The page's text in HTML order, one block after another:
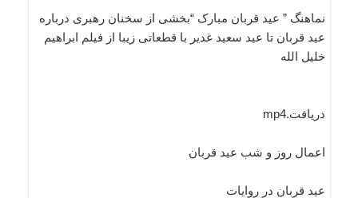
نماهنگ ” عید قربان مبارک “بخشی از سخنان رهبری درباره
عید قربان تا عید سعید غدیر با قطعاتی زیبا از فیلم ابراهیم
خلیل الله
دریافت.mp4
اعمال روز و شب عید قربان
عید قربان در روایات